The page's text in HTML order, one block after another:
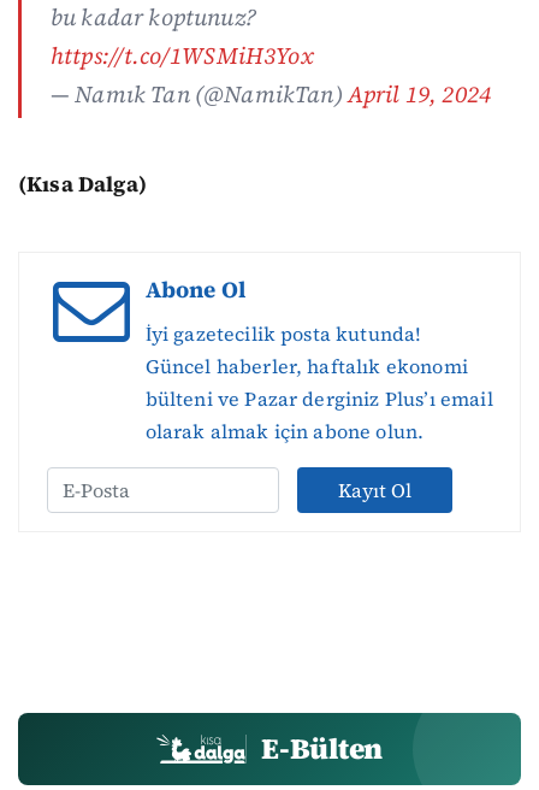
bu kadar koptunuz?
https://t.co/1WSMiH3Yox
— Namık Tan (@NamikTan)April 19, 2024
(Kısa Dalga)
Abone Ol
İyi gazetecilik posta kutunda!
Güncel haberler, haftalık ekonomi
bülteni ve Pazar derginiz Plus’ı email
olarak almak için abone olun.
Kayıt Ol
E-Bülten